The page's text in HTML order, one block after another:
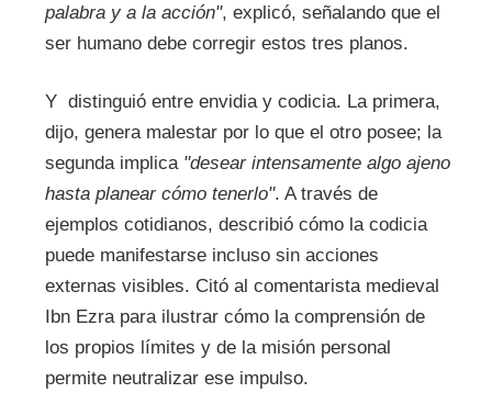
palabra y a la acción", explicó, señalando que el
ser humano debe corregir estos tres planos.
Y distinguió entre envidia y codicia. La primera,
dijo, genera malestar por lo que el otro posee; la
segunda implica "desear intensamente algo ajeno
hasta planear cómo tenerlo". A través de
ejemplos cotidianos, describió cómo la codicia
puede manifestarse incluso sin acciones
externas visibles. Citó al comentarista medieval
Ibn Ezra para ilustrar cómo la comprensión de
los propios límites y de la misión personal
permite neutralizar ese impulso.